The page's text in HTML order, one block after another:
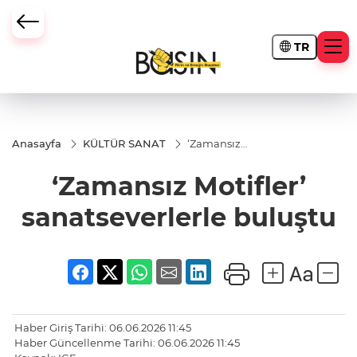
TR
Anasayfa KÜLTÜR SANAT
‘Zamansız
buluştu
‘Zamansız Motifler’
sanatseverlerle buluştu
Haber Giriş Tarihi: 06.06.2026 11:45
Haber Güncellenme Tarihi: 06.06.2026 11:45